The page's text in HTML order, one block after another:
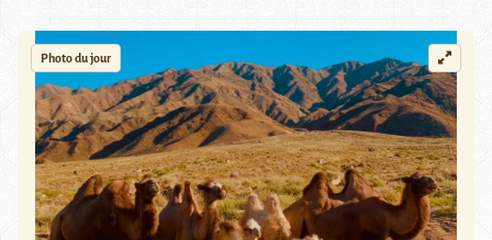
Photo du jour